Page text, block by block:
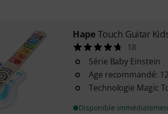
Hape Touch Guitar
18
Série Baby Einstein
Age recommandé:
Technologie Magic
Disponible